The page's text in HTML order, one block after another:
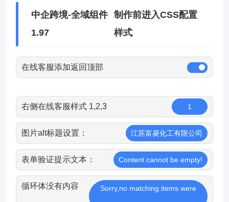
中企跨境-全域组件
1.97
制作前进入CSS配置
样式
在线客服添加返回顶部
右侧在线客服样式 1,2,3 1
图片alt标题设置： 江苏富菱化工有限公司
表单验证提示文本： Content cannot be empty!
循环体没有内容
Sorry,no matching items were